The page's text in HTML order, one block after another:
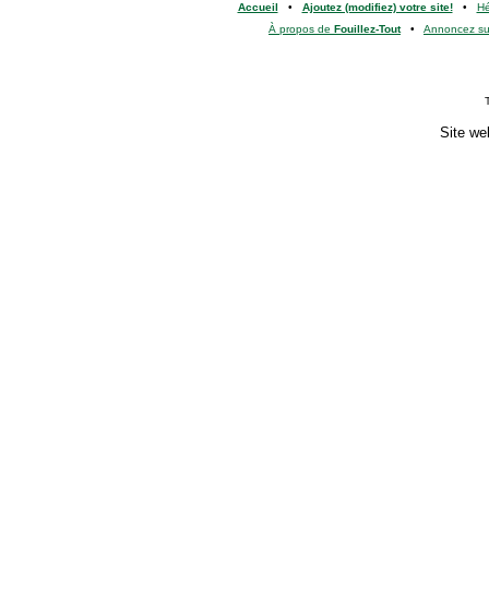
Accueil • Ajoutez (modifiez) votre site!•
À propos de Fouillez-Tout• Annoncez
Site